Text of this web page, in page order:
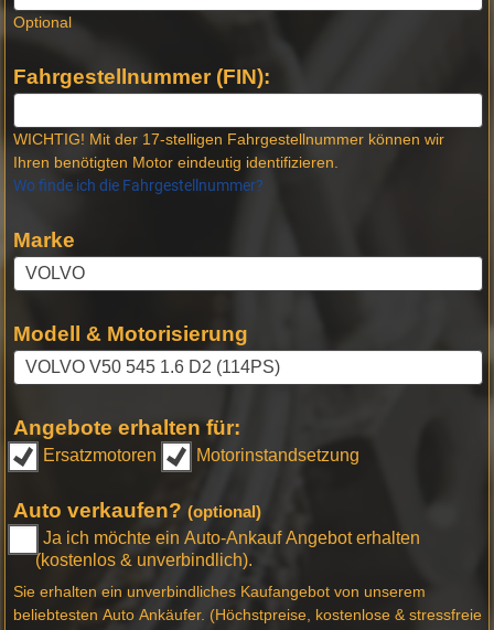
Optional
Fahrgestellnummer (FIN):
WICHTIG! Mit der 17-stelligen Fahrgestellnummer können wir
Ihren benötigten Motor eindeutig identifizieren.
Wo finde ich die Fahrgestellnummer?
Marke
Modell & Motorisierung
Angebote erhalten für:
Ersatzmotoren Motorinstandsetzung
Auto verkaufen? (optional)
Ja ich möchte ein Auto-Ankauf Angebot erhalten
(kostenlos & unverbindlich).
Sie erhalten ein unverbindliches Kaufangebot von unserem
beliebtesten Auto Ankäufer. (Höchstpreise, kostenlose & stressfreie